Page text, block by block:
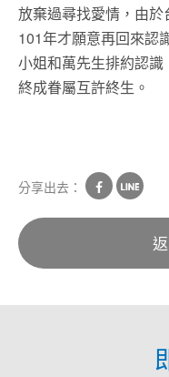
放棄過尋找愛情，由於
101年才願意再回來認
小姐和萬先生排約認
終成眷屬互許終生。
分享出去：